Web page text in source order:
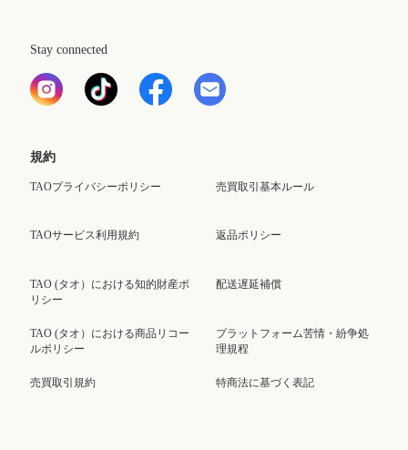
Stay connected
規約
TAOプライバシーポリシー
TAOサービス利用規約
TAO (タオ）における知的財産ポ
リシー
TAO (タオ）における商品リコー
ルポリシー
売買取引規約
売買取引基本ルール
返品ポリシー
配送遅延補償
プラットフォーム苦情・紛争処
理規程
特商法に基づく表記